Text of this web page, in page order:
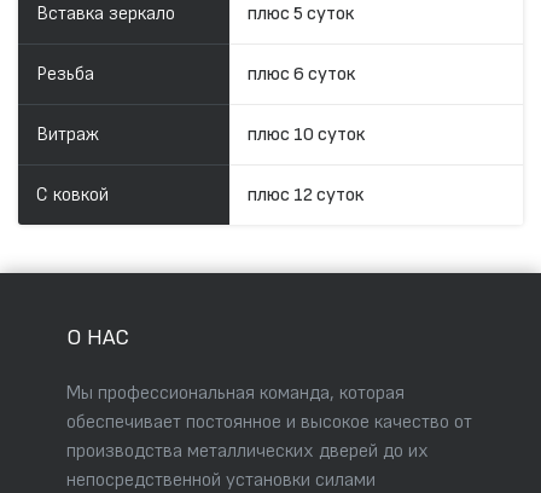
Вставка зеркало плюс 5 суток
Резьба плюс 6 суток
Витраж плюс 10 суток
С ковкой плюс 12 суток
О НАС
Мы профессиональная команда, которая
обеспечивает постоянное и высокое качество от
производства металлических дверей до их
непосредственной установки силами